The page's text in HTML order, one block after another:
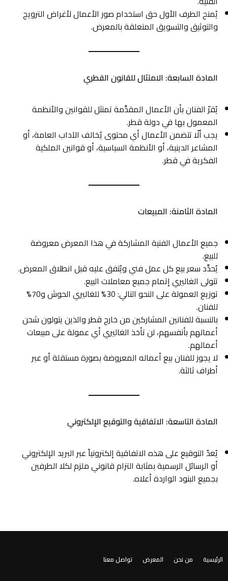
يُمنح الطرف الأول حق استخدام صور الأعمال لأغراض الترويج
والتوثيق والتسويق المتعلقة بالمعرض.
المادة السابعة: الامتثال للقانون القطري
يُقرّ الفنان بأن الأعمال المقدَّمة تمتثل للقوانين والأنظمة
المعمول بها في دولة قطر.
يجب ألّا تتضمن الأعمال أي محتوى يُخالف الآداب العامة، أو
المشاعر الدينية، أو الأنظمة السياسية، أو قوانين الملكية
الفكرية في قطر.
المادة الثامنة: المبيعات
جميع الأعمال الفنية المشاركة في هذا المعرض معروضة
للبيع.
يُحدَّد سعر بيع كل عمل فني ويُتفق عليه قبل انطلاق المعرض.
تتولى الغاليري إتمام جميع معاملات البيع.
توزيع العمولة على النحو التالي: 30% للغاليري الحوش و70%
للفنان.
بالنسبة للفنانين المشاركين من خارج قطر والذين يتولون شحن
أعمالهم بأنفسهم، لن تأخذ الغاليري أي عمولة على مبيعات
أعمالهم.
لا يجوز للفنان بيع أعماله المعروضة بصورة مستقلة أو عبر
أطراف ثالثة.
المادة التاسعة: الاتفاقية والتوقيع الإلكتروني
يُعدّ التوقيع على هذه الاتفاقية إلكترونياً عبر البريد الإلكتروني
أو الرسائل الرسمية بمثابة التزام قانوني ملزم لكلا الطرفين
بجميع البنود الواردة أعلاه.
الرئيسية من نحن المعرض تواصل معنا